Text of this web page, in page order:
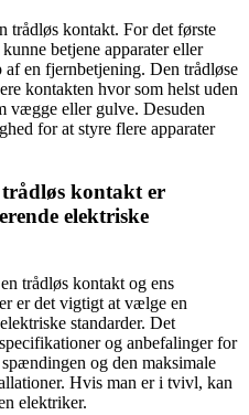
trådløs kontakt. For det første
betjene apparater eller
en fjernbetjening. Den trådløse
kontakten hvor som helst uden
vægge eller gulve. Desuden
for at styre flere apparater
kontakt er
elektriske
trådløs kontakt og ens
er det vigtigt at vælge en
standarder. Det
og anbefalinger for
og den maksimale
Hvis man er i tvivl, kan
elektriker.